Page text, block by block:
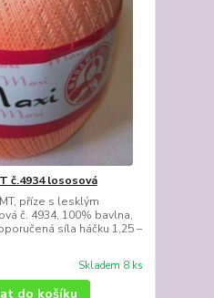
č.4934 lososová
příze s lesklým
č. 4934, 100% bavlna,
síla háčku 1,25 –
Skladem 8 ks
do košíku